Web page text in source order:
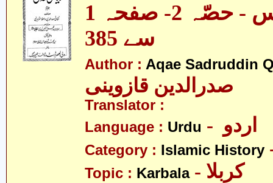
ریاض القدس - حصّہ 2- صفحہ 1
سے 385
Author : Aqae Sadruddin
Translator :
Language : Urdu
Category : Islamic History
Topic : Karbala - کربلا